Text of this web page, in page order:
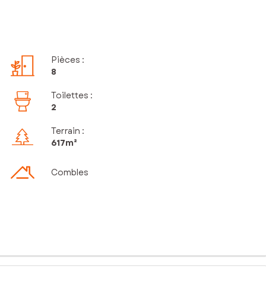
Pièces :
8
Toilettes :
2
Terrain :
617m²
Combles